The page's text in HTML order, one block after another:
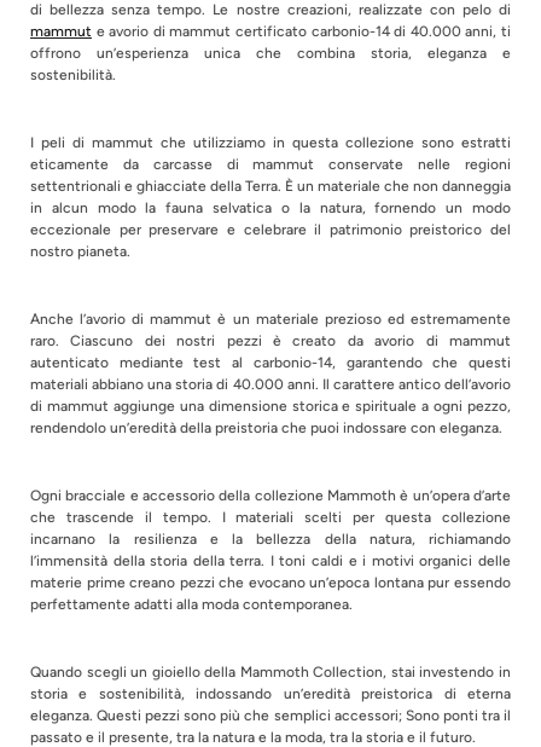
di bellezza senza tempo. Le nostre creazioni, realizzate con pelo di
mammut e avorio di mammut certificato carbonio-14 di 40.000 anni, ti
offrono un’esperienza unica che combina storia, eleganza e
sostenibilità.
I peli di mammut che utilizziamo in questa collezione sono estratti
eticamente da carcasse di mammut conservate nelle regioni
settentrionali e ghiacciate della Terra. È un materiale che non danneggia
in alcun modo la fauna selvatica o la natura, fornendo un modo
eccezionale per preservare e celebrare il patrimonio preistorico del
nostro pianeta.
Anche l’avorio di mammut è un materiale prezioso ed estremamente
raro. Ciascuno dei nostri pezzi è creato da avorio di mammut
autenticato mediante test al carbonio-14, garantendo che questi
materiali abbiano una storia di 40.000 anni. Il carattere antico dell’avorio
di mammut aggiunge una dimensione storica e spirituale a ogni pezzo,
rendendolo un’eredità della preistoria che puoi indossare con eleganza.
Ogni bracciale e accessorio della collezione Mammoth è un’opera d’arte
che trascende il tempo. I materiali scelti per questa collezione
incarnano la resilienza e la bellezza della natura, richiamando
l’immensità della storia della terra. I toni caldi e i motivi organici delle
materie prime creano pezzi che evocano un’epoca lontana pur essendo
perfettamente adatti alla moda contemporanea.
Quando scegli un gioiello della Mammoth Collection, stai investendo in
storia e sostenibilità, indossando un’eredità preistorica di eterna
eleganza. Questi pezzi sono più che semplici accessori; Sono ponti tra il
passato e il presente, tra la natura e la moda, tra la storia e il futuro.